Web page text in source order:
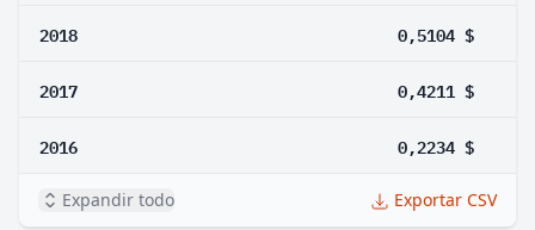
2018 0,5104 $
2017 0,4211 $
2016 0,2234 $
Expandir todo Exportar CSV